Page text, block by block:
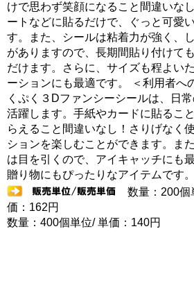
けで思わず笑顔になること間違いな
ートなどに貼るだけで、ぐっと可愛
す。また、シールは粘着力が強く、
がありますので、長期間貼り付けて
だけます。さらに、サイズも程よい
ーションにも最適です。 ＜利用者へ
くぷく３Dファンシーシールは、日
活躍します。手紙やカードに貼るこ
らえること間違いなし！さりげなく
ションを楽しむことができます。ま
は目を引くので、アイキャッチにも
贈り物にもぴったりなアイテムです
数量：200個
価：162円
数量：400個単位/ 単価：140円